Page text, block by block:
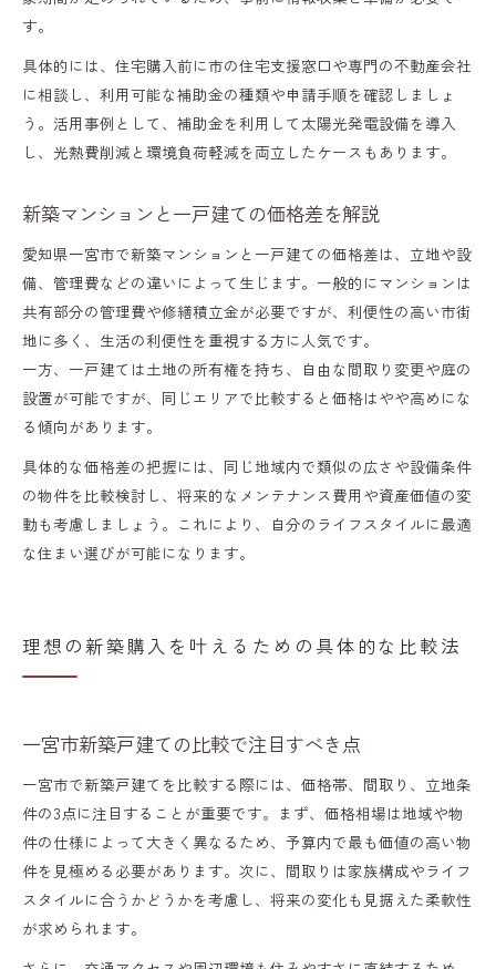
す。
具体的には、住宅購入前に市の住宅支援窓口や専門の不動産会社
に相談し、利用可能な補助金の種類や申請手順を確認しましょ
う。活用事例として、補助金を利用して太陽光発電設備を導入
し、光熱費削減と環境負荷軽減を両立したケースもあります。
新築マンションと一戸建ての価格差を解説
愛知県一宮市で新築マンションと一戸建ての価格差は、立地や設
備、管理費などの違いによって生じます。一般的にマンションは
共有部分の管理費や修繕積立金が必要ですが、利便性の高い市街
地に多く、生活の利便性を重視する方に人気です。
一方、一戸建ては土地の所有権を持ち、自由な間取り変更や庭の
設置が可能ですが、同じエリアで比較すると価格はやや高めにな
る傾向があります。
具体的な価格差の把握には、同じ地域内で類似の広さや設備条件
の物件を比較検討し、将来的なメンテナンス費用や資産価値の変
動も考慮しましょう。これにより、自分のライフスタイルに最適
な住まい選びが可能になります。
理想の新築購入を叶えるための具体的な比較法
一宮市新築戸建ての比較で注目すべき点
一宮市で新築戸建てを比較する際には、価格帯、間取り、立地条
件の3点に注目することが重要です。まず、価格相場は地域や物
件の仕様によって大きく異なるため、予算内で最も価値の高い物
件を見極める必要があります。次に、間取りは家族構成やライフ
スタイルに合うかどうかを考慮し、将来の変化も見据えた柔軟性
が求められます。